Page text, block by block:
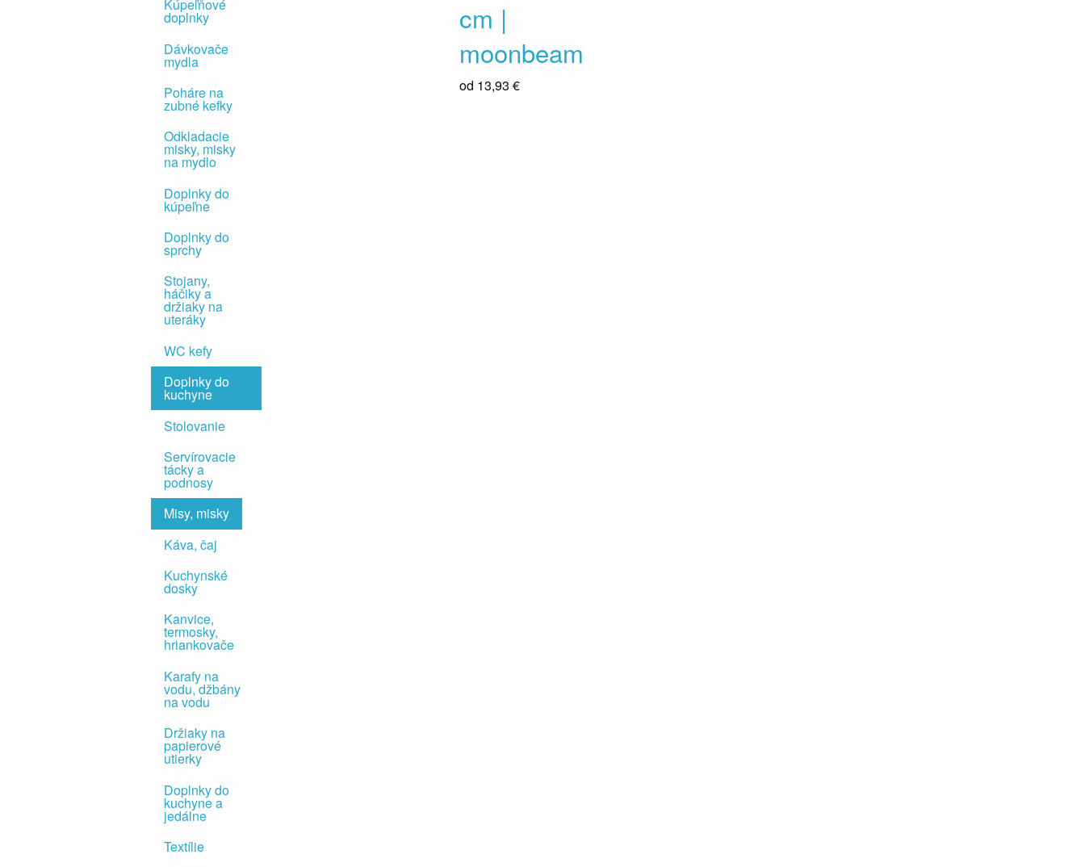
Kúpeľňové
doplnky
Dávkovače
mydla
Poháre na
zubné kefky
Odkladacie
misky, misky
na mydlo
Doplnky do
kúpeľne
Doplnky do
sprchy
Stojany,
háčiky a
držiaky na
uteráky
WC kefy
Doplnky do
kuchyne
Stolovanie
Servírovacie
tácky a
podnosy
Misy, misky
Káva, čaj
Kuchynské
dosky
Kanvice,
termosky,
hriankovače
Karafy na
vodu, džbány
na vodu
Držiaky na
papierové
utierky
Doplnky do
kuchyne a
jedálne
Textílie
cm |
moonbeam
od 13,93 €